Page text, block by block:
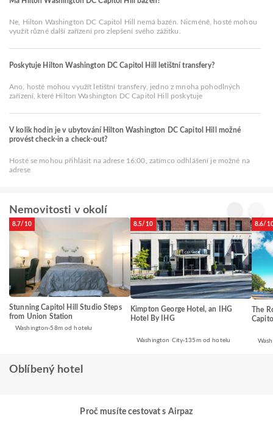
Ne, Hilton Washington DC Capitol Hill nemá bazén. Nicméně, hosté mohou
využít různé další zařízení pro zlepšení svého zážitku.
Poskytuje Hilton Washington DC Capitol Hill letištní transfery?
Ano, hosté mohou využít letištní transfery, jedno z mnoha pohodlných
zařízení, které Hilton Washington DC Capitol Hill poskytuje
V kolik hodin je v ubytování Hilton Washington DC Capitol Hill možné
provést check-in a check-out?
Hosté se mohou přihlásit na adrese 16:00, zatímco odhlášení je možné na
adrese
Nemovitosti v okolí
8.7/10
Stunning Capitol Hill Studio Steps
from Union Station
Washington 58m od hotelu
8.5/10
Kimpton George Hotel, an IHG
Hotel By IHG
Washington City 135m od hotelu
8.6/
The
Oblíbený hotel
Proč musíte cestovat s Airpaz